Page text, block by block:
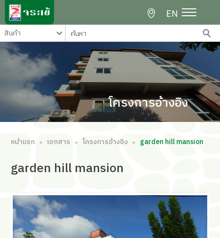
EN
โครงการอ้างอิง
หน้าแรก ∘ เอกสาร ∘ โครงการอ้างอิง ∘ garden hill mansion
garden hill mansion